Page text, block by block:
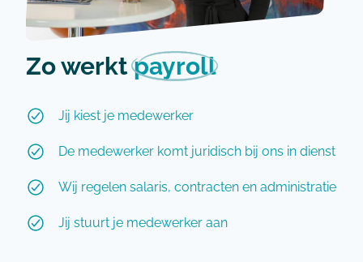
Zo werktpayroll
Jij kiest je medewerker
De medewerker komt juridisch bij ons in dienst
Wij regelen salaris, contracten en administratie
Jij stuurt je medewerker aan